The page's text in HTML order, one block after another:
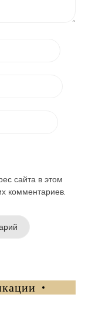
сайта в этом
комментариев.